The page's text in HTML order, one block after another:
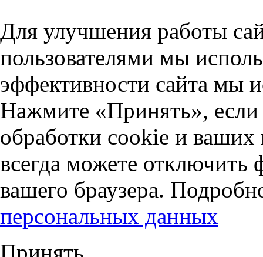
Для улучшения работы
пользователями мы
эффективности сайта мы
Нажмите «Принять», если
обработки cookie и
всегда можете отключить
вашего браузера.
персональных данных